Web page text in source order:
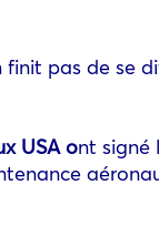
pas de se
USA ont signé